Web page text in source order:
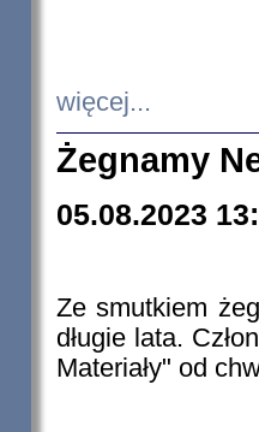
więcej...
Żegnamy
05.08.2023
Ze smutkiem
długie lata.
Materiały" od